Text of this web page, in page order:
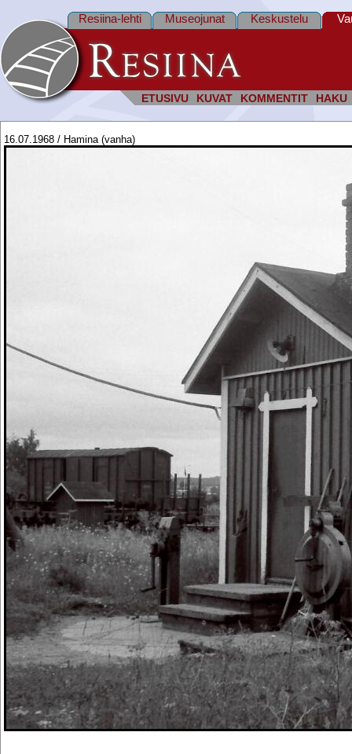
ETUSIVU KUVAT KOMMENTIT HAKU
Resiina-lehti Museojunat Keskustelu
16.07.1968 / Hamina (vanha)